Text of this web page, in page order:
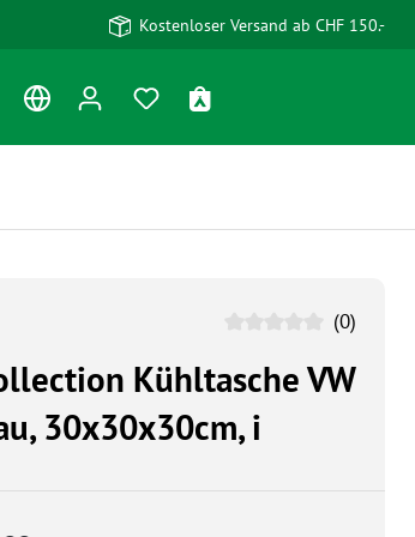
Kostenloser Versand ab CHF 150.-
Du hast 0 Produkte auf dem
(0)
Kühltasche VW
30x30x30cm, i